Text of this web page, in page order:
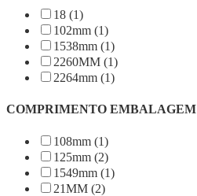
18 (1)
102mm (1)
1538mm (1)
2260MM (1)
2264mm (1)
COMPRIMENTO EMBALAGEM
108mm (1)
125mm (2)
1549mm (1)
21MM (2)